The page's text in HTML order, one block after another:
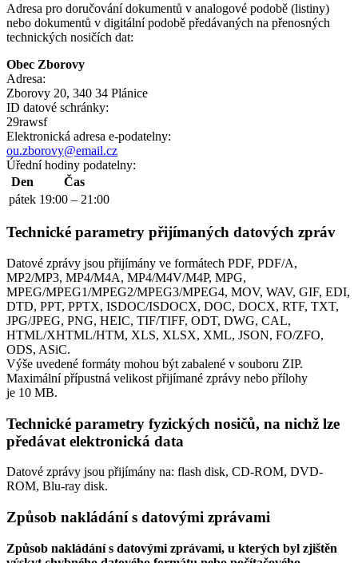
Adresa pro doručování dokumentů v analogové podobě (listiny)
nebo dokumentů v digitální podobě předávaných na přenosných
technických nosičích dat:
Obec Zborovy
Adresa:
Zborovy 20, 340 34 Plánice
ID datové schránky:
29rawsf
Elektronická adresa e‑podatelny:
ou.zborovy@email.cz
Úřední hodiny podatelny:
Den
Čas
pátek 19:00 – 21:00
Technické parametry přijímaných datových zpráv
Datové zprávy jsou přijímány ve formátech PDF, PDF/A,
MP2/MP3, MP4/M4A, MP4/M4V/M4P, MPG,
MPEG/MPEG1/MPEG2/MPEG3/MPEG4, MOV, WAV, GIF, EDI,
DTD, PPT, PPTX, ISDOC/ISDOCX, DOC, DOCX, RTF, TXT,
JPG/JPEG, PNG, HEIC, TIF/TIFF, ODT, DWG, CAL,
HTML/XHTML/HTM, XLS, XLSX, XML, JSON, FO/ZFO,
ODS, ASiC.
Výše uvedené formáty mohou být zabalené v souboru ZIP.
Maximální přípustná velikost přijímané zprávy nebo přílohy
je 10 MB.
Technické parametry fyzických nosičů, na nichž lze
předávat elektronická data
Datové zprávy jsou přijímány na: flash disk, CD-ROM, DVD-
ROM, Blu-ray disk.
Způsob nakládání s datovými zprávami
Způsob nakládání s datovými zprávami, u kterých byl zjištěn